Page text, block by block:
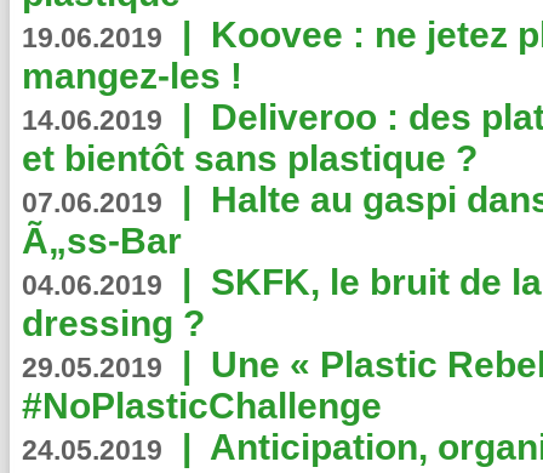
19.06.2019 | Koovee : ne jetez
mangez-les !
14.06.2019 | Deliveroo : des
et bientôt sans plastique ?
07.06.2019 | Halte au gaspi
Ã„ss-Bar
04.06.2019 | SKFK, le bruit de
dressing ?
29.05.2019 | Une « Plastic
#NoPlasticChallenge
24.05.2019 | Anticipation,